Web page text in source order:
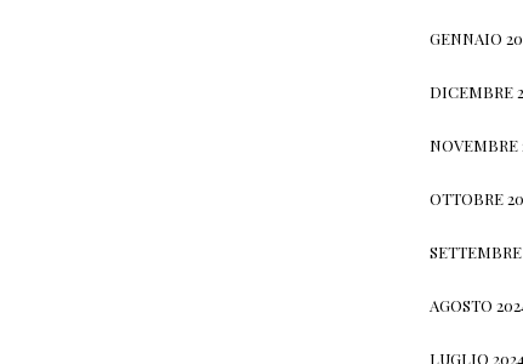
GENNAIO
DICEMBRE
NOVEMBRE
OTTOBRE
AGOSTO
LUGLIO